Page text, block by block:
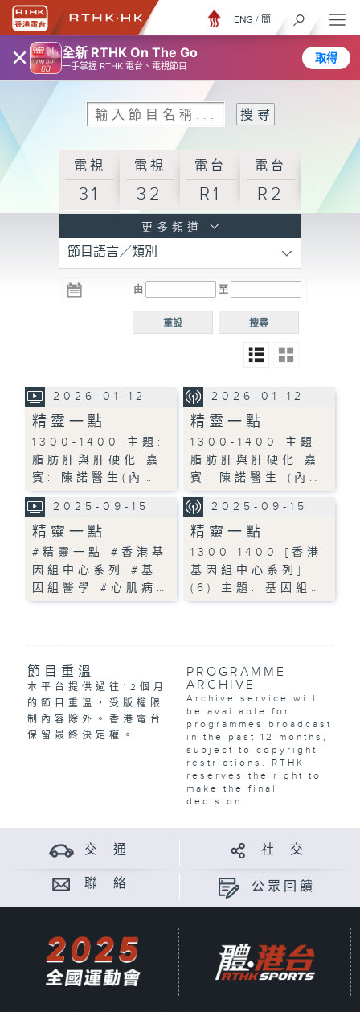
× 全新 RTHK On The Go
一手掌握 RTHK 電台、電視節目
取得
ENG / 簡
電視
31
電視
32
電台
R1
電台
R2
R3
電台 電台
R5
電台
普通
更多頻道
節目語言／類別
由 至
搜尋
重設
2026-01-12
精靈一點
1300-1400 主題:
脂肪肝與肝硬化 嘉
賓: 陳諾醫生(內…
2026-01-12
精靈一點
1300-1400 主題:
脂肪肝與肝硬化 嘉
賓: 陳諾醫生 (內…
2025-09-15
精靈一點
#精靈一點 #香港基
因組中心系列 #基
因組醫學 #心肌病…
2025-09-15
精靈一點
1300-1400 [香港
基因組中心系列]
(6) 主題: 基因組…
節目重溫
本平台提供過往12個月
的節目重溫，受版權限
制內容除外。香港電台
保留最終決定權。
PROGRAMME
ARCHIVE
Archive service will
be available for
programmes broadcast
in the past 12 months,
subject to copyright
restrictions. RTHK
reserves the right to
make the final
decision.
交 通 社 交
聯 絡 公眾回饋